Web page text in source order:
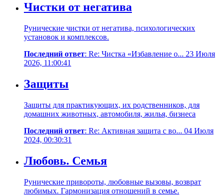
Чистки от негатива
Рунические чистки от негатива, психологических
установок и комплексов.
Последний ответ: Re: Чистка «Избавление о... 23 Июля
2026, 11:00:41
Защиты
Защиты для практикующих, их родственников, для
домашних животных, автомобиля, жилья, бизнеса
Последний ответ: Re: Активная защита с во... 04 Июля
2024, 00:30:31
Любовь. Семья
Рунические привороты, любовные вызовы, возврат
любимых. Гармонизация отношений в семье.